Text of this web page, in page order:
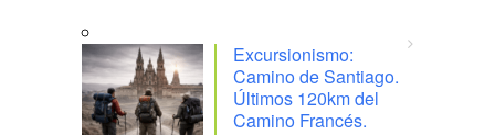
Excursionismo:
Camino de Santiago.
Últimos 120km del
Camino Francés.